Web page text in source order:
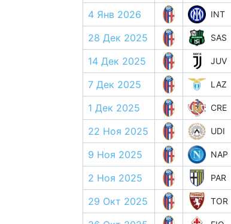
4 Янв 2026 INT
28 Дек 2025 SAS
14 Дек 2025 JUV
7 Дек 2025 LAZ
1 Дек 2025 CRE
22 Ноя 2025 UDI
9 Ноя 2025 NAP
2 Ноя 2025
PAR
29 Окт 2025 TOR